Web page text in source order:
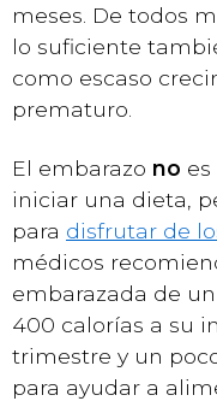
meses. De todos
lo suficiente
como escaso
prematuro.
El embarazo no
iniciar una dieta,
para disfrutar de
médicos
embarazada de
400 calorías a su
trimestre y un
para ayudar a